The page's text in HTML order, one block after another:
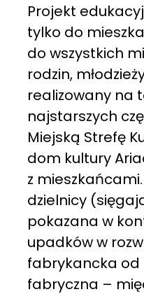
Projekt
tylko do
do wszystkich
rodzin,
realizowany na
najstarszych
Miejską Strefę
dom kultury
z
dzielnicy
pokazana w
upadków w
fabrykancka od
fabryczna –